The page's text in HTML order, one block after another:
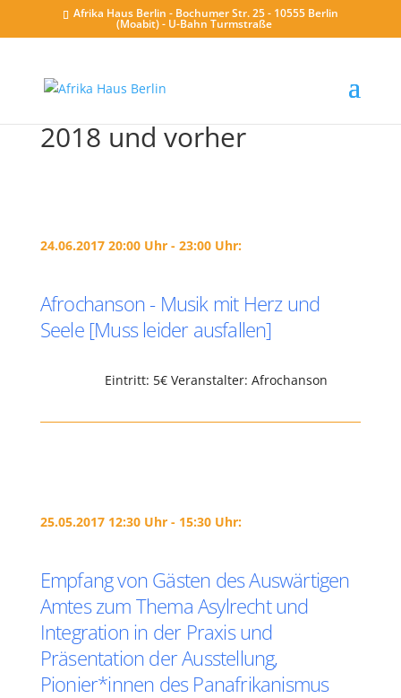
Afrika Haus Berlin - Bochumer Str. 25 - 10555 Berlin
(Moabit) - U-Bahn Turmstraße
2018 und vorher
24.06.2017 20:00 Uhr - 23:00 Uhr:
Afrochanson - Musik mit Herz und
Seele [Muss leider ausfallen]
Eintritt: 5€ Veranstalter: Afrochanson
25.05.2017 12:30 Uhr - 15:30 Uhr:
Empfang von Gästen des Auswärtigen
Amtes zum Thema Asylrecht und
Integration in der Praxis und
Präsentation der Ausstellung,
Pionier*innen des Panafrikanismus